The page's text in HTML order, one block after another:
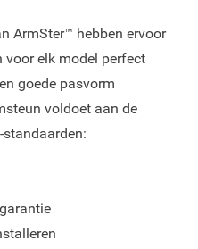
ArmSter™ hebben ervoor
voor elk model perfect
goede pasvorm
voldoet aan de